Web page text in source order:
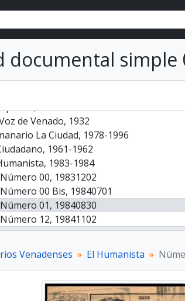
documental simple
Diarios Venadenses, 2015
Semanal, 1997
1933
de Venado, 1932
La Ciudad, 1978-1996
1961-1962
1983-1984
Número 00, 19831202
Número 00 Bis, 19840701
Número 01, 19840830
Número 12, 19841102
Número 13, 19841105
Número 19, 19841119
Número 20, 19841121
Surco, 1959-1963
Venadenses El Humanista